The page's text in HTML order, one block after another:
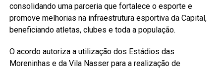
consolidando uma parceria que fortalece o esporte e
promove melhorias na infraestrutura esportiva da Capital,
beneficiando atletas, clubes e toda a população.
O acordo autoriza a utilização dos Estádios das
Moreninhas e da Vila Nasser para a realização de